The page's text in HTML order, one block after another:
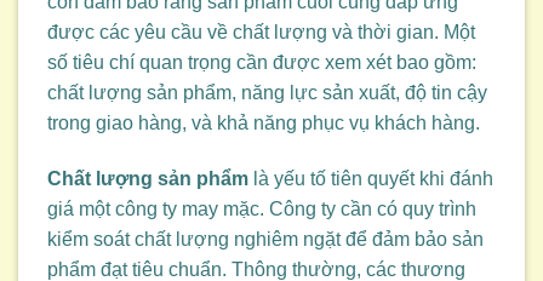
được các yêu cầu về chất lượng và thời gian. Một
số tiêu chí quan trọng cần được xem xét bao gồm:
chất lượng sản phẩm, năng lực sản xuất, độ tin cậy
trong giao hàng, và khả năng phục vụ khách hàng.
Chất lượng sản phẩm là yếu tố tiên quyết khi đánh
giá một công ty may mặc. Công ty cần có quy trình
kiểm soát chất lượng nghiêm ngặt để đảm bảo sản
phẩm đạt tiêu chuẩn. Thông thường, các thương